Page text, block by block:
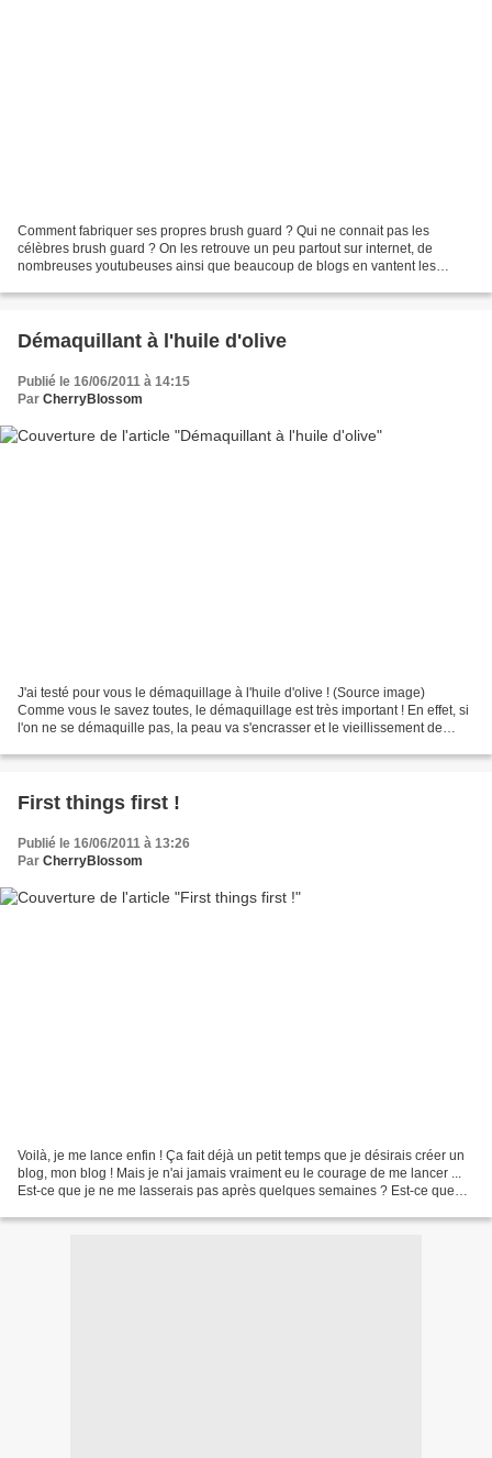
Comment fabriquer ses propres brush guard ? Qui ne connait pas les
célèbres brush guard ? On les retrouve un peu partout sur internet, de
nombreuses youtubeuses ainsi que beaucoup de blogs en vantent les
Démaquillant à l'huile d'olive
Publié le 16/06/2011 à 14:15
Par CherryBlossom
J'ai testé pour vous le démaquillage à l'huile d'olive ! (Source image)
Comme vous le savez toutes, le démaquillage est très important ! En effet, si
l'on ne se démaquille pas, la peau va s'encrasser et le vieillissement de
First things first !
Publié le 16/06/2011 à 13:26
Par CherryBlossom
Voilà, je me lance enfin ! Ça fait déjà un petit temps que je désirais créer un
blog, mon blog ! Mais je n'ai jamais vraiment eu le courage de me lancer ...
Est-ce que je ne me lasserais pas après quelques semaines ? Est-ce que